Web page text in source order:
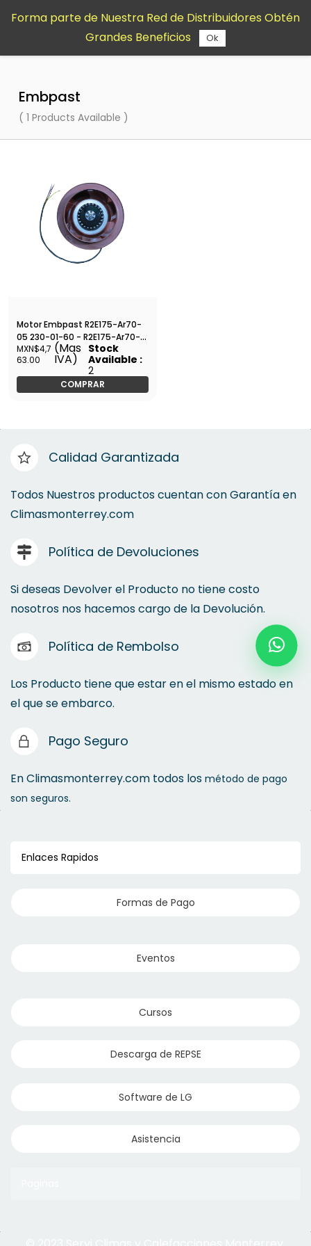
contenido
Embpast
( 1 Products Available )
Motor Embpast R2E175-Ar70-
05 230-01-60 - R2E175-Ar70-
05
MXN$4,7
63.00
(Mas
IVA)
Stock
Available :
2
COMPRAR
Calidad Garantizada
Todos Nuestros productos cuentan con Garantía en
Climasmonterrey.com
Política de Devoluciones
Si deseas Devolver el Producto no tiene costo
nosotros nos hacemos cargo de la Devolución.
Política de Rembolso
Los Producto tiene que estar en el mismo estado en
el que se embarco.
Pago Seguro
En Climasmonterrey.com todos los método de pago
son seguros.
Enlaces Rapidos
Formas de Pago
Eventos
Cursos
Descarga de REPSE
Software de LG
Asistencia
Forma parte de Nuestra Red de Distribuidores Obtén
Grandes Beneficios
Ok